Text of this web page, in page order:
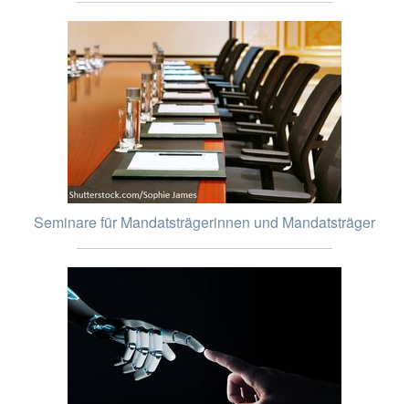
Seminare für Mandatsträgerinnen und Mandatsträger